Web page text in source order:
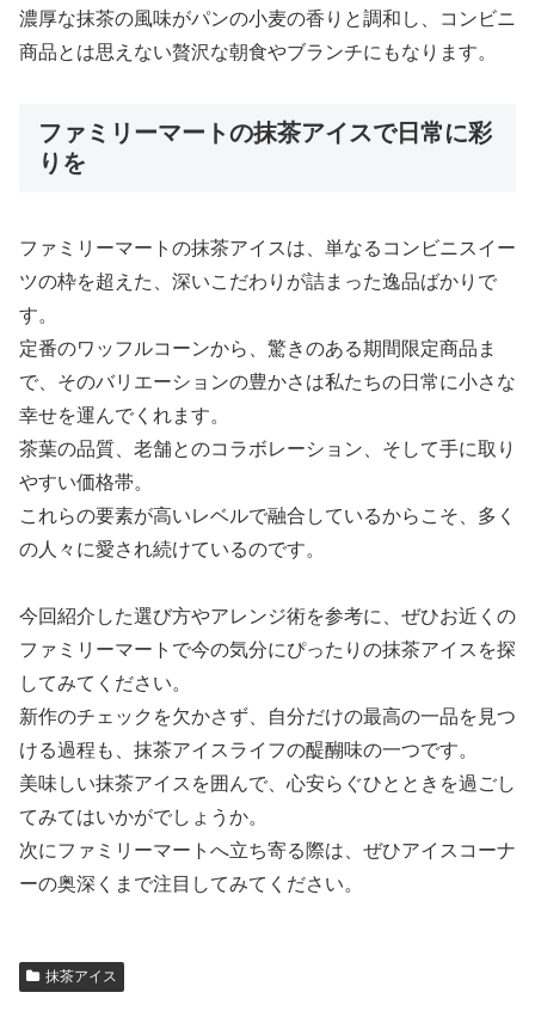
濃厚な抹茶の風味がパンの小麦の香りと調和し、コンビニ
商品とは思えない贅沢な朝食やブランチにもなります。
ファミリーマートの抹茶アイスで日常に彩
りを
ファミリーマートの抹茶アイスは、単なるコンビニスイー
ツの枠を超えた、深いこだわりが詰まった逸品ばかりで
す。
定番のワッフルコーンから、驚きのある期間限定商品ま
で、そのバリエーションの豊かさは私たちの日常に小さな
幸せを運んでくれます。
茶葉の品質、老舗とのコラボレーション、そして手に取り
やすい価格帯。
これらの要素が高いレベルで融合しているからこそ、多く
の人々に愛され続けているのです。
今回紹介した選び方やアレンジ術を参考に、ぜひお近くの
ファミリーマートで今の気分にぴったりの抹茶アイスを探
してみてください。
新作のチェックを欠かさず、自分だけの最高の一品を見つ
ける過程も、抹茶アイスライフの醍醐味の一つです。
美味しい抹茶アイスを囲んで、心安らぐひとときを過ごし
てみてはいかがでしょうか。
次にファミリーマートへ立ち寄る際は、ぜひアイスコーナ
ーの奥深くまで注目してみてください。
抹茶アイス